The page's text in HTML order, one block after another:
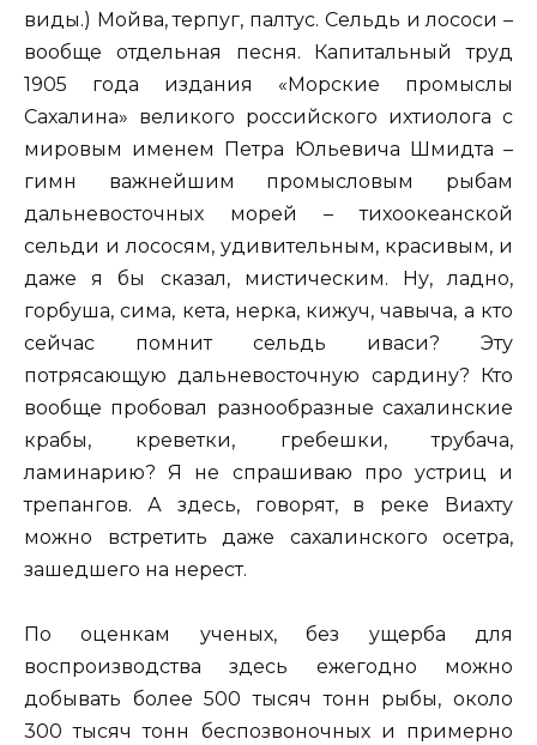
виды.) Мойва, терпуг, палтус. Сельдь и лососи –
вообще отдельная песня. Капитальный труд
1905 года издания «Морские промыслы
Сахалина» великого российского ихтиолога с
мировым именем Петра Юльевича Шмидта –
гимн важнейшим промысловым рыбам
дальневосточных морей – тихоокеанской
сельди и лососям, удивительным, красивым, и
даже я бы сказал, мистическим. Ну, ладно,
горбуша, сима, кета, нерка, кижуч, чавыча, а кто
сейчас помнит сельдь иваси? Эту
потрясающую дальневосточную сардину? Кто
вообще пробовал разнообразные сахалинские
крабы, креветки, гребешки, трубача,
ламинарию? Я не спрашиваю про устриц и
трепангов. А здесь, говорят, в реке Виахту
можно встретить даже сахалинского осетра,
зашедшего на нерест.
По оценкам ученых, без ущерба для
воспроизводства здесь ежегодно можно
добывать более 500 тысяч тонн рыбы, около
300 тысяч тонн беспозвоночных и примерно